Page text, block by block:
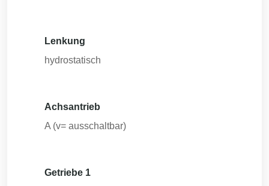
Lenkung
hydrostatisch
Achsantrieb
A (v= ausschaltbar)
Getriebe 1